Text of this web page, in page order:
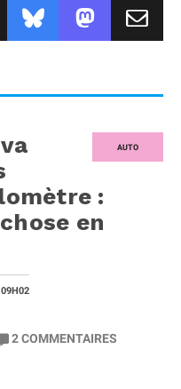
AUTO
:
en
2COMMENTAIRES